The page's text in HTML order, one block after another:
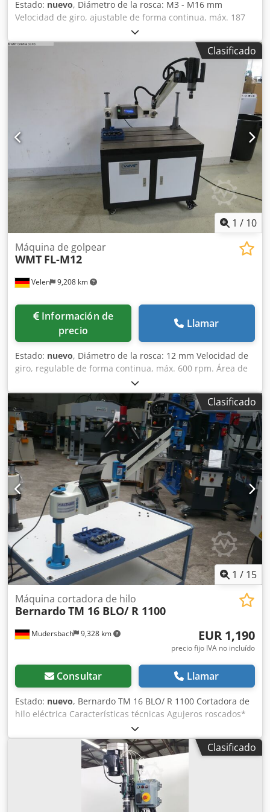
Estado: nuevo, Diámetro de la rosca: M3 - M16 mm
Velocidad de giro, ajustable de forma continua, máx. 187
rpm. Área de trabajo: 180 - 2000 mm Potencia del motor:
0,7 kW Taladros eléctricos para roscas de M3 a M16,
ángulo ajustable. 9 unidades de portabrocas de cambio
rápido con embrague de deslizamiento. Ajustable a través
de la pantalla: velocidad de giro variable, profundidad
ajustable, selección de material, selección de la Cjdpefg U
Sqsfx Aiysha dirección principal de giro, selección de la
rosca. Opcional: mesa de sujeción con ranuras en T:
990x700x800 mm. Base magnética. También disponible en:
M14 a M24 y M27 a M33.
Clasificado
1 / 10
Velen 9,208 km
Máquina de golpear
WMT FL-M12
Información de
precio
Llamar
Estado: nuevo, Diámetro de la rosca: 12 mm Velocidad de
giro, regulable de forma continua, máx. 600 rpm. Área de
trabajo, máx. 1100 mm Potencia del motor: 0,6 kW Peso: 30
kg Taladradoras eléctricas para roscas M3 - M12, 8
unidades de portabrocas de cambio rápido con embrague
de deslizamiento. Ajustable mediante pantalla: Cjdpfx Aijfg
U Sujyoha velocidad de giro variable, profundidad
ajustable, selección de sentido de giro principal, par de
apriete. Documentación en inglés. Opcional: - Mesa de
sujeción con ranuras en T: 990x700x800 mm. - Base
magnética.
Clasificado
1 / 15
Mudersbach 9,328 km
Máquina cortadora de hilo
BernardoTM 16 BLO/ R 1100
EUR 1,190
precio fijo IVA no incluído
Consultar Llamar
Estado: nuevo, Bernardo TM 16 BLO/ R 1100 Cortadora de
hilo eléctrica Características técnicas Agujeros roscados*
M3 - M16 Velocidad máx. 120 - 325 rpm Ángulo ajustable
0° - 90 Radio de trabajo máx. Radio de trabajo R 1100 mm
Portabrocas de cambio rápido DIN 371: M3 / M4 / M5-6 /
M8 / M10 DIN 376: M12 / M14 / M16 Potencia del motor
600 W Chsdpfspag Npox Aiyea Tensión 230 V Peso aprox.
26 kg * Resistencia del material 400 N / mm2 Volumen de
suministro Manejo mediante pantalla táctil Indicación
Clasificado